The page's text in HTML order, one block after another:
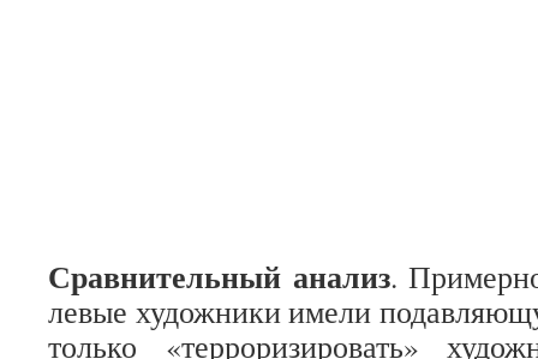
Сравнительный анализ.
левые художники имели
только «терроризировать»